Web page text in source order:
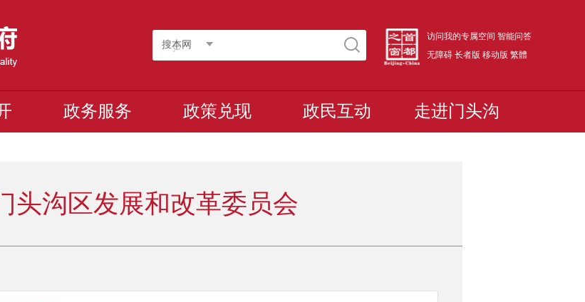
搜本网
访问我的专属空间 智能问答
无障碍 长者版 移动版 繁體
政务服务 政策兑现 政民互动 走进门头沟
头沟区发展和改革委员会